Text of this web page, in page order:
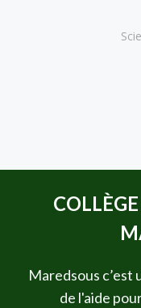
Maredsous c’est
de l'aide